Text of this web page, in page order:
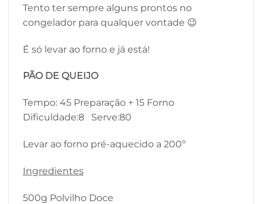
Tento ter sempre alguns prontos no
congelador para qualquer vontade 😉
É só levar ao forno e já está!
PÃO DE QUEIJO
Tempo: 45 Preparação + 15 Forno
Dificuldade:8 Serve:80
Levar ao forno pré-aquecido a 200º
Ingredientes
500g Polvilho Doce